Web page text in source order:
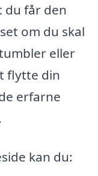
du får den
om du skal
eller
flytte din
erfarne
kan du: